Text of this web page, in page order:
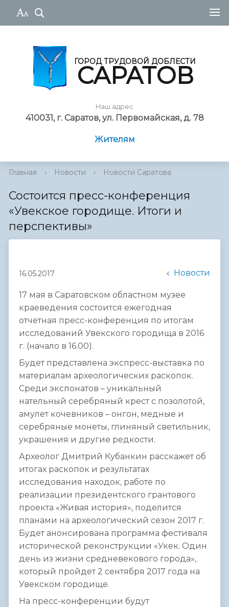
ГОРОД ТРУДОВОЙ ДОБЛЕСТИ
САРАТОВ
Наш адрес
410031, г. Саратов, ул. Первомайская, д. 78
Жителям
Главная › Новости › Новости Саратова
Состоится пресс-конференция
«Увекское городище. Итоги и
перспективы»
16.05.2017 Новости
17 мая в Саратовском областном музее
краеведения состоится ежегодная
отчетная пресс-конференция по итогам
исследований Увекского городища в 2016
г. (начало в 16.00).
Будет представлена экспресс-выставка по
материалам археологических раскопок.
Среди экспонатов – уникальный
нательный серебряный крест с позолотой,
амулет кочевников – онгон, медные и
серебряные монеты, глиняный светильник,
украшения и другие редкости.
Археолог Дмитрий Кубанкин расскажет об
итогах раскопок и результатах
исследования находок, работе по
реализации президентского грантового
проекта «Живая история», поделится
планами на археологический сезон 2017 г.
Будет анонсирована программа фестиваля
исторической реконструкции «Укек. Один
день из жизни средневекового города»,
который пройдет 2 сентября 2017 года на
Увекском городище.
На пресс-конференции будут